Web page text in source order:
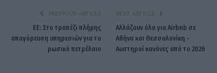
PREVIOUS ARTICLE
ΕΕ: Στο τραπέζι πλήρης
απαγόρευση υπηρεσιών για το
ρωσικό πετρέλαιο
NEXT ARTICLE
Αλλάζουν όλα για Airbnb σε
Αθήνα και Θεσσαλονίκη -
Αυστηροί κανόνες από το 2026